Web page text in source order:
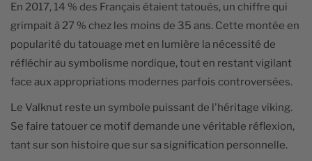
En 2017, 14 % des Français étaient tatoués, un chiffre qui
grimpait à 27 % chez les moins de 35 ans. Cette montée en
popularité du tatouage met en lumière la nécessité de
réfléchir au symbolisme nordique, tout en restant vigilant
face aux appropriations modernes parfois controversées.
Le Valknut reste un symbole puissant de l'héritage viking.
Se faire tatouer ce motif demande une véritable réflexion,
tant sur son histoire que sur sa signification personnelle.